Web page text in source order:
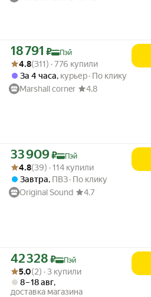
Цена с картой Яндекс Пэй 18791 ₽ вместо
18 791 ₽
Пэй
Рейтинг товара: 4.8 из 5
Оценок: (311) · 776 купили
4.8(311) · 776 купили
За 4 часа, курьер По клику
Marshall corner
4.8
Цена с картой Яндекс Пэй 33909 ₽ вместо
33 909₽
Пэй
Рейтинг товара: 4.8 из 5
Оценок: (39) · 114 купили
4.8(39) · 114 купили
Завтра, ПВЗ По клику
Original Sound
4.7
Цена с картой Яндекс Пэй 42328 ₽ вместо
42 328 ₽
Пэй
Рейтинг товара: 5.0 из 5
Оценок: (2) · 3 купили
5.0(2) · 3 купили
8 – 18 авг,
доставка магазина